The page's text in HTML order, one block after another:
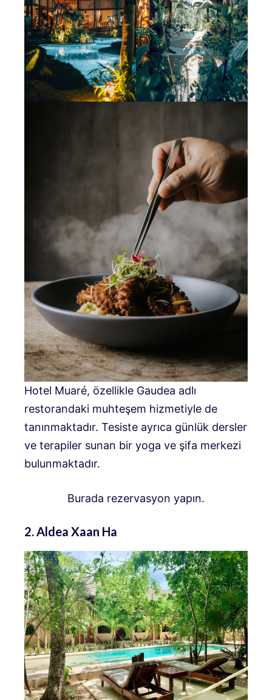
Hotel Muaré, özellikle Gaudea adlı
restorandaki muhteşem hizmetiyle de
tanınmaktadır. Tesiste ayrıca günlük dersler
ve terapiler sunan bir yoga ve şifa merkezi
bulunmaktadır.
Burada rezervasyon yapın.
2. Aldea Xaan Ha